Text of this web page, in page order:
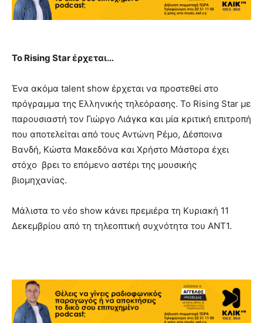
Το Rising Star έρχεται…
Ένα ακόμα talent show έρχεται να προστεθεί στο
πρόγραμμα της Ελληνικής τηλεόρασης. Το Rising Star με
παρουσιαστή τον Γιώργο Λιάγκα και μία κριτική επιτροπή
που αποτελείται από τους Αντώνη Ρέμο, Δέσποινα
Βανδή, Κώστα Μακεδόνα και Χρήστο Μάστορα έχει
στόχο βρει το επόμενο αστέρι της μουσικής
βιομηχανίας.
Μάλιστα το νέο show κάνει πρεμιέρα τη Κυριακή 11
Δεκεμβρίου από τη τηλεοπτική συχνότητα του ANT1.